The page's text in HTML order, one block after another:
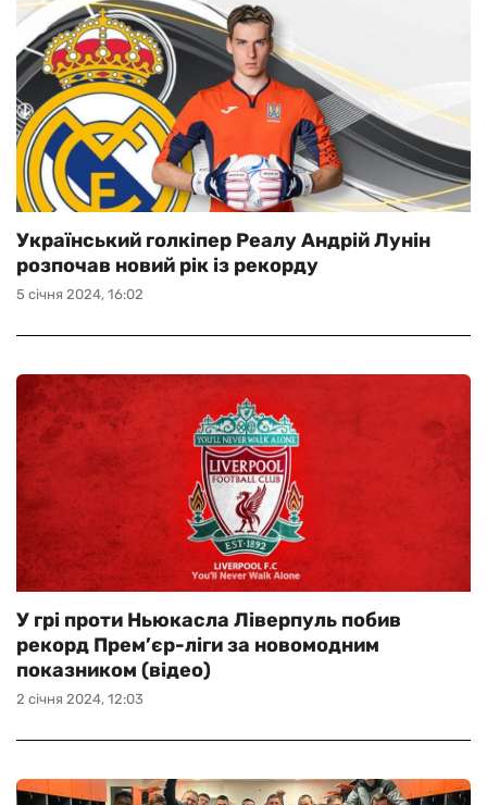
5 січня 2024, 16:02
Український голкіпер Реалу Андрій Лунін
розпочав новий рік із рекорду
2 січня 2024, 12:03
У грі проти Ньюкасла Ліверпуль побив
рекорд Прем’єр-ліги за новомодним
показником (відео)